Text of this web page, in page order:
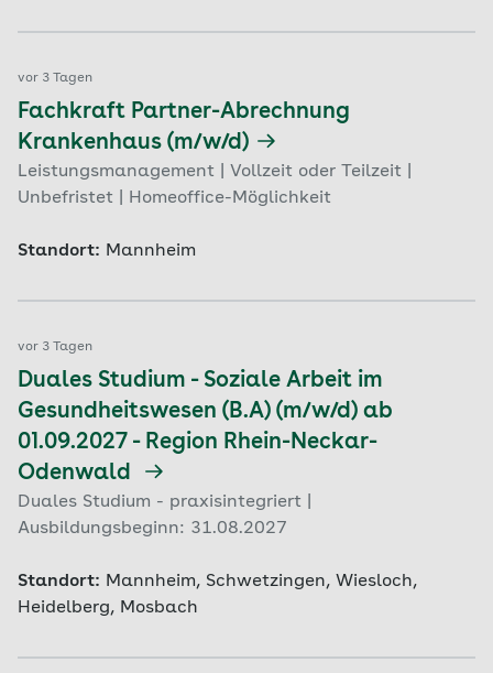
vor 3 Tagen
Fachkraft Partner-Abrechnung
Krankenhaus (m/w/d)
Leistungsmanagement | Vollzeit oder Teilzeit |
Unbefristet | Homeoffice-Möglichkeit
Standort: Mannheim
vor 3 Tagen
Duales Studium - Soziale Arbeit im
Gesundheitswesen (B.A) (m/w/d) ab
01.09.2027 - Region Rhein-Neckar-
Odenwald
Duales Studium - praxisintegriert |
Ausbildungsbeginn: 31.08.2027
Standort: Mannheim, Schwetzingen, Wiesloch,
Heidelberg, Mosbach